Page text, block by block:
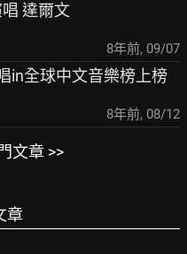
達爾文
8年前, 09/07
in全球中文音樂榜上榜
8年前, 08/12
文章 >>
章